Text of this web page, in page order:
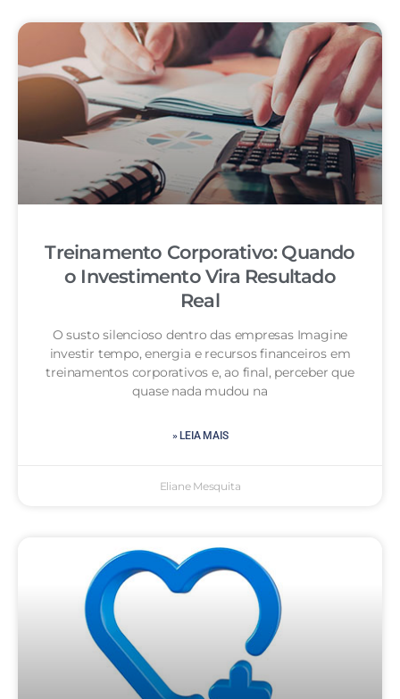
Treinamento Corporativo: Quando
o Investimento Vira Resultado
Real
O susto silencioso dentro das empresas Imagine
investir tempo, energia e recursos financeiros em
treinamentos corporativos e, ao final, perceber que
quase nada mudou na
» LEIA MAIS
Eliane Mesquita